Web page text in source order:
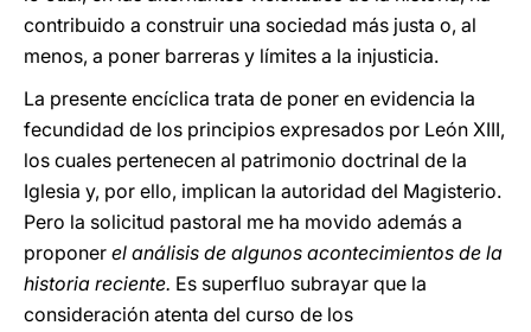
contribuido a construir una sociedad más justa o, al
menos, a poner barreras y límites a la injusticia.
La presente encíclica trata de poner en evidencia la
fecundidad de los principios expresados por León XIII,
los cuales pertenecen al patrimonio doctrinal de la
Iglesia y, por ello, implican la autoridad del Magisterio.
Pero la solicitud pastoral me ha movido además a
proponer el análisis de algunos acontecimientos de la
historia reciente. Es superfluo subrayar que la
consideración atenta del curso de los